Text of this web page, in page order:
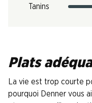
Tanins
Plats
La vie est trop courte
pourquoi Denner vous